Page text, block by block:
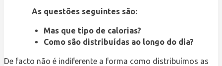
As questões seguintes são:
Mas que tipo de calorias?
Como são distribuídas ao longo do dia?
De facto não é indiferente a forma como distribuímos as